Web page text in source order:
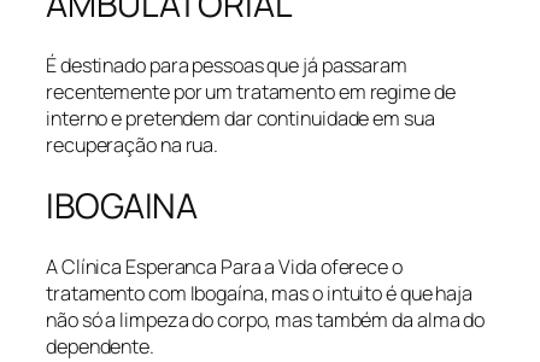
É destinado para pessoas que já passaram
recentemente por um tratamento em regime de
interno e pretendem dar continuidade em sua
recuperação na rua.
IBOGAINA
A Clínica Esperanca Para a Vida oferece o
tratamento com Ibogaína, mas o intuito é que haja
não só a limpeza do corpo, mas também da alma do
dependente.